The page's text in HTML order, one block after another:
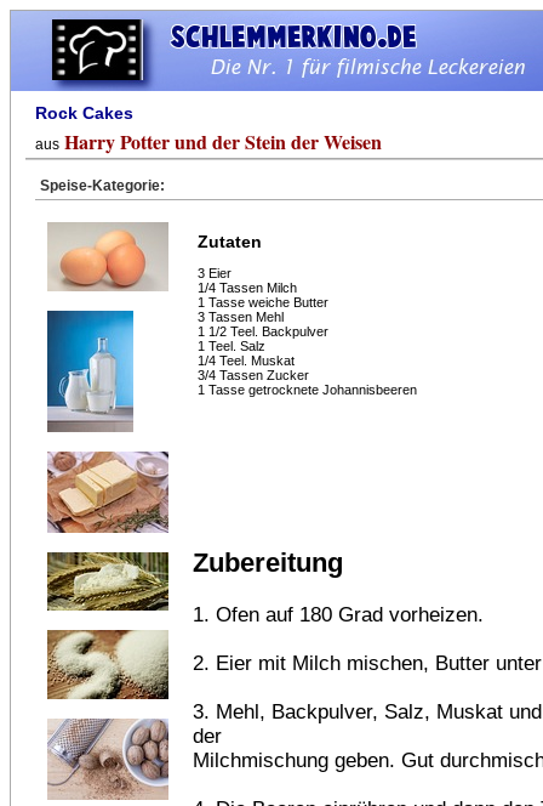
Rock Cakes
aus Harry Potter und der Stein der Weisen
Speise-Kategorie:
Zutaten
3 Eier
1/4 Tassen Milch
1 Tasse weiche Butter
3 Tassen Mehl
1 1/2 Teel. Backpulver
1 Teel. Salz
1/4 Teel. Muskat
3/4 Tassen Zucker
1 Tasse getrocknete Johannisbeeren
Zubereitung
1. Ofen auf 180 Grad vorheizen.
2. Eier mit Milch mischen, Butter
3. Mehl, Backpulver, Salz, Muskat
der
Milchmischung geben. Gut